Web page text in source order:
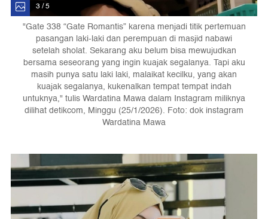
3 / 5
"Gate 338 “Gate Romantis” karena menjadi titik pertemuan
pasangan laki-laki dan perempuan di masjid nabawi
setelah sholat. Sekarang aku belum bisa mewujudkan
bersama seseorang yang ingin kuajak segalanya. Tapi aku
masih punya satu laki laki, malaikat kecilku, yang akan
kuajak segalanya, kukenalkan tempat tempat indah
untuknya," tulis Wardatina Mawa dalam Instagram miliknya
dilihat detikcom, Minggu (25/1/2026). Foto: dok instagram
Wardatina Mawa